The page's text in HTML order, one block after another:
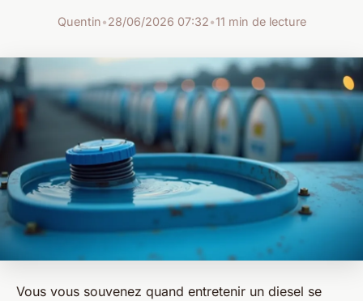
Quentin•28/06/2026 07:32•11 min de lecture
Vous vous souvenez quand entretenir un diesel se